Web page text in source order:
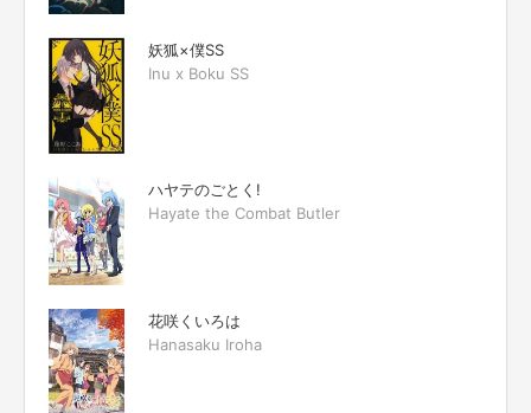
妖狐×僕SS
Inu x Boku SS
ハヤテのごとく!
Hayate the Combat Butler
花咲くいろは
Hanasaku Iroha